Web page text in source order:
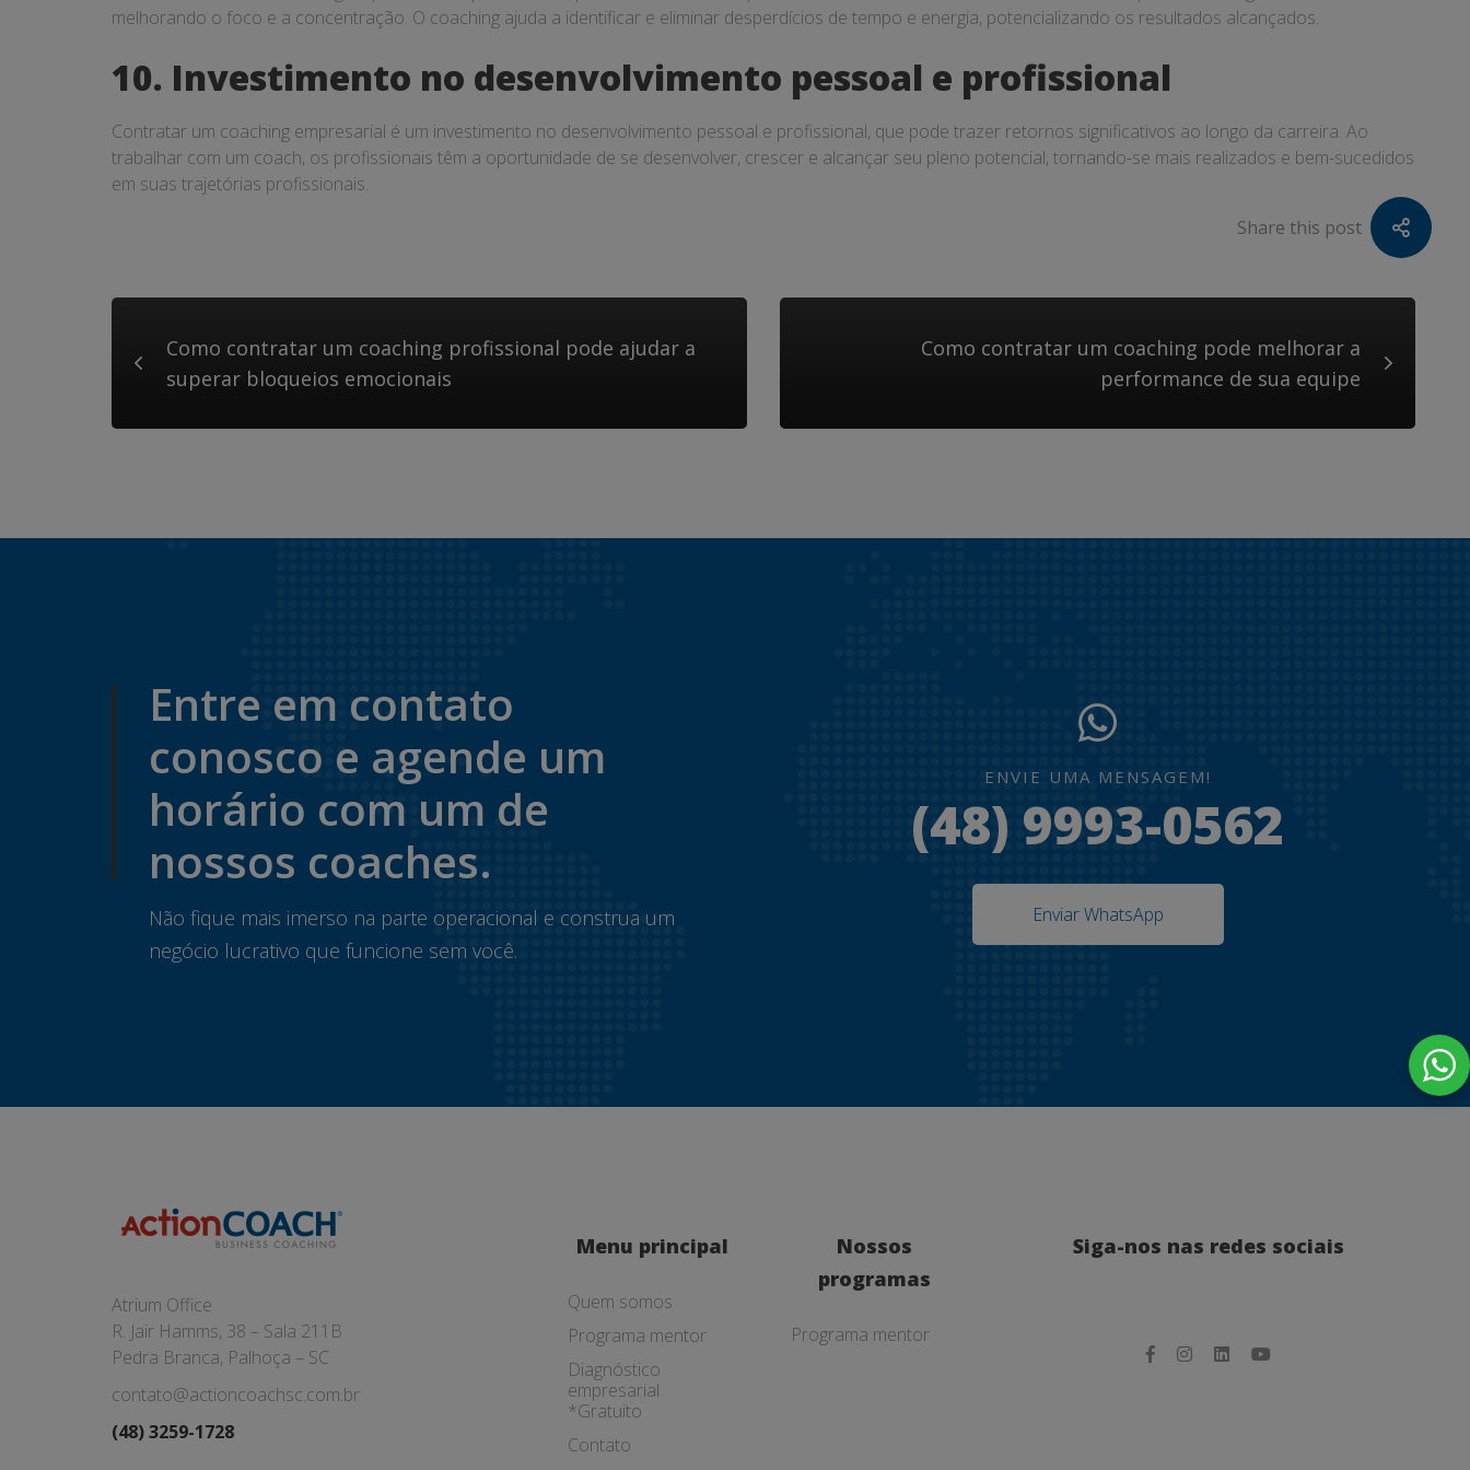
melhorando o foco e a concentração. O coaching ajuda a identificar e eliminar desperdícios de tempo e energia, potencializando os resultados alcançados.
10. Investimento no desenvolvimento pessoal e profissional
Contratar um coaching empresarial é um investimento no desenvolvimento pessoal e profissional, que pode trazer retornos significativos ao longo da carreira. Ao
trabalhar com um coach, os profissionais têm a oportunidade de se desenvolver, crescer e alcançar seu pleno potencial, tornando-se mais realizados e bem-sucedidos
em suas trajetórias profissionais.
Share this post
Como contratar um coaching profissional pode ajudar a
superar bloqueios emocionais
Como contratar um coaching pode melhorar a
performance de sua equipe
Entre em contato
conosco e agende um
horário com um de
nossos coaches.
Não fique mais imerso na parte operacional e construa um
negócio lucrativo que funcione sem você.
ENVIE UMA MENSAGEM!
(48) 9993-0562
Enviar WhatsApp
Atrium Office
R. Jair Hamms, 38 – Sala 211B
Pedra Branca, Palhoça – SC
contato@actioncoachsc.com.br
(48) 3259-1728
Menu principal
Quem somos
Programa mentor
Diagnóstico
empresarial
*Gratuito
Contato
Nossos
programas
Programa mentor
Siga-nos nas redes sociais